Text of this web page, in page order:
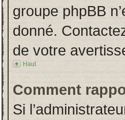
groupe phpBB
donné.
de votre
Haut
Comment
Si